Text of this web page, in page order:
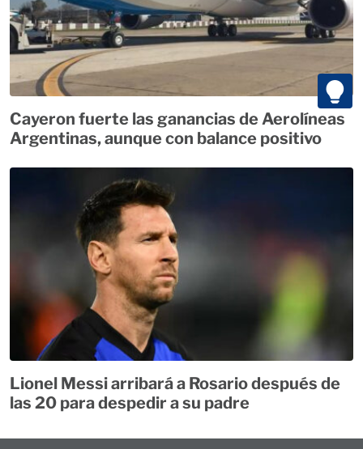
Cayeron fuerte las ganancias de Aerolíneas
Argentinas, aunque con balance positivo
Lionel Messi arribará a Rosario después de
las 20 para despedir a su padre